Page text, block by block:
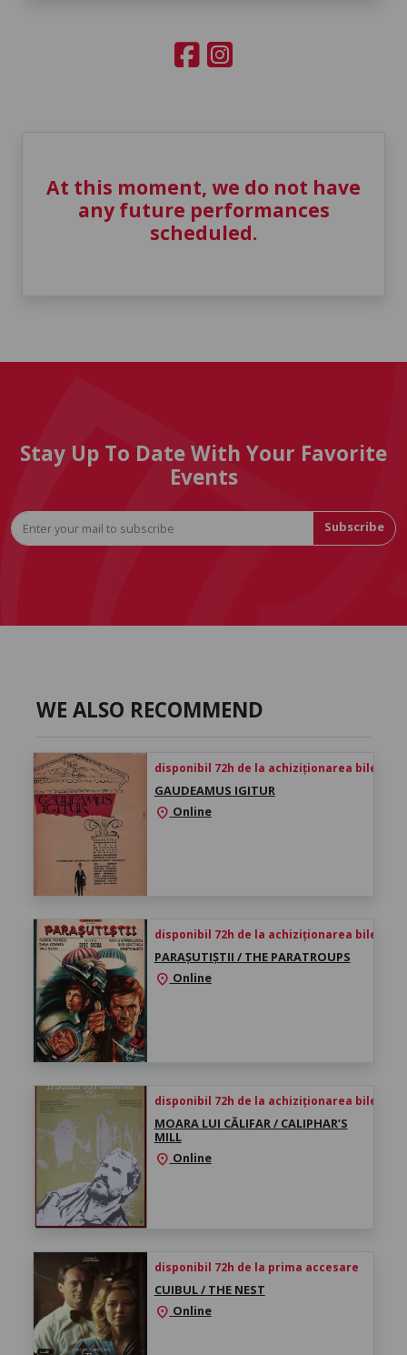
At this moment, we do not have
any future performances
scheduled.
Stay Up To Date With Your Favorite
Events
Subscribe
WE ALSO RECOMMEND
disponibil 72h de la achiziționarea biletului
GAUDEAMUS IGITUR
location_on Online
disponibil 72h de la achiziționarea biletului
PARAȘUTIȘTII / THE PARATROUPS
location_on Online
disponibil 72h de la achiziționarea biletului
MOARA LUI CĂLIFAR / CALIPHAR’S
MILL
location_on Online
disponibil 72h de la prima accesare
CUIBUL / THE NEST
location_on Online